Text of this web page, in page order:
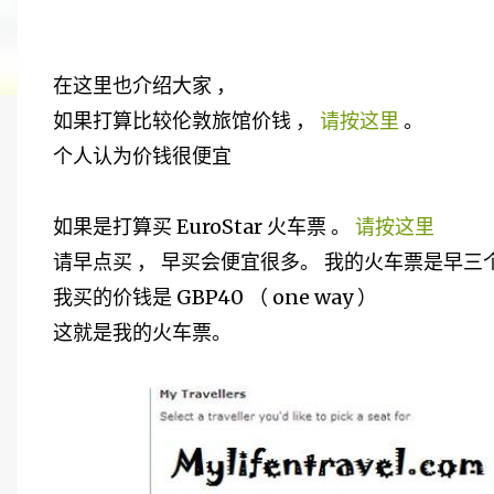
在这里也介绍大家 ，
如果打算比较伦敦旅馆价钱 ， 请按这里 。
个人认为价钱很便宜
如果是打算买 EuroStar 火车票 。 请按这里
请早点买 ， 早买会便宜很多。 我的火车票是早三
我买的价钱是 GBP40 （ one way ）
这就是我的火车票。